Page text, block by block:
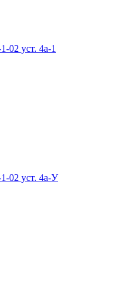
02 уст. 4а-1
02 уст. 4а-У